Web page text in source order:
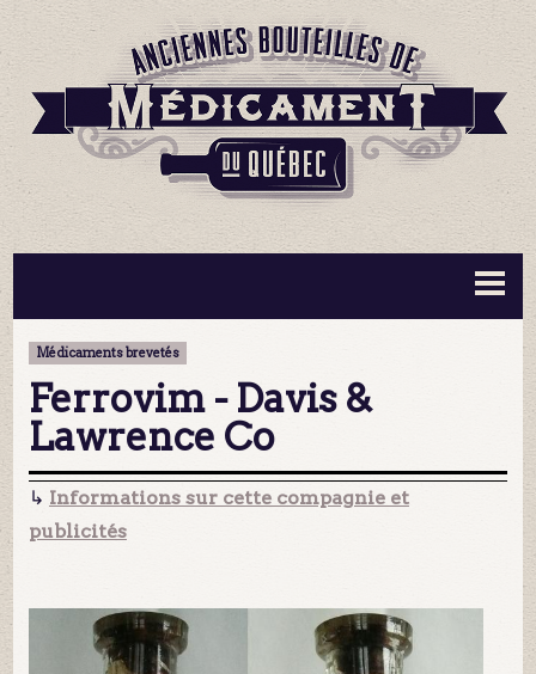
BOUTEILLES ▼
MA COLLECTION
CONTACT
Médicaments brevetés
Ferrovim - Davis &
Lawrence Co
↳ Informations sur cette compagnie et
publicités